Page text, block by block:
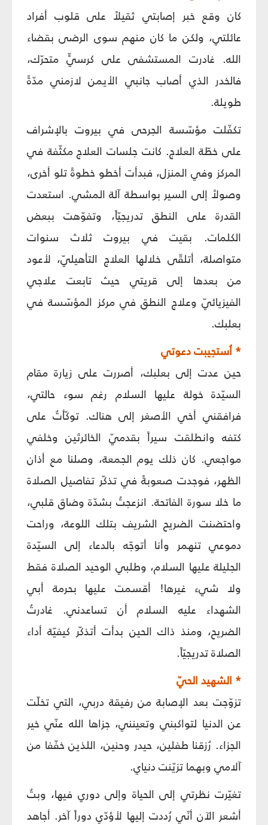
كان وقع خبر إصابتي ثقيلاً على قلوب أفراد
عائلتي، ولكن ما كان منهم سوى الرضى بقضاء
الله. غادرت المستشفى على كرسيٍّ متحرّك،
فالخدر الذي أصاب جانبي الأيمن لازمني مدّةً
طويلة.
تكفّلت مؤسّسة الجرحى في بيروت بالإشراف
على خطّة العلاج. كانت جلسات العلاج مكثّفة في
المركز وفي المنزل، فبدأت أخطو خطوةً تلو أخرى،
وصولاً إلى السير بواسطة آلة المشي. استعدت
القدرة على النطق تدريجيّاً، وتفوّهت ببعض
الكلمات. بقيت في بيروت ثلاث سنوات
متواصلة، أتلقّى خلالها العلاج التأهيليّ، لأعود
من بعدها إلى قريتي حيث تابعت علاجي
الفيزيائيّ وعلاج النطق في مركز المؤسّسة في
بعلبك.
* اُستجيبت دعوتي
حين عدت إلى بعلبك، أصررت على زيارة مقام
السيّدة خولة عليها السلام رغم سوء حالتي،
فرافقني أخي الأصغر إلى هناك. توكّأتُ على
كتفه وانطلقت سيراً بقدميّ الخائرتَين وخلفي
مواجعي. كان ذلك يوم الجمعة، وصلنا مع أذان
الظهر، فوجدت صعوبةً في تذكّر تفاصيل الصلاة
ما خلا سورة الفاتحة. انزعجتُ بشدّة وضاق قلبي،
واحتضنت الضريح الشريف بتلك اللوعة، وراحت
دموعي تنهمر وأنا أتوجّه بالدعاء إلى السيّدة
الجليلة عليها السلام، وطلبي الوحيد الصلاة فقط
ولا شيء غيرها! أقسمت عليها بحرمة أبي
الشهداء عليه السلام أن تساعدني. غادرتُ
الضريح، ومنذ ذاك الحين بدأت أتذكّر كيفيّة أداء
الصلاة تدريجيّاً.
* الشهيد الحيّ
تزوّجت بعد الإصابة من رفيقة دربي، التي تخلّت
عن الدنيا لتواكبني وتعينني، جزاها الله عنّي خير
الجزاء. رُزقنا طفلين، حيدر وحنين، اللذين خفّفا من
آلامي وبهما تزيّنت دنياي.
تغيّرت نظرتي إلى الحياة وإلى دوري فيها، وبتُ
أشعر الآن أنّي رُددت إليها لأؤدّي دوراً آخر. أجاهد